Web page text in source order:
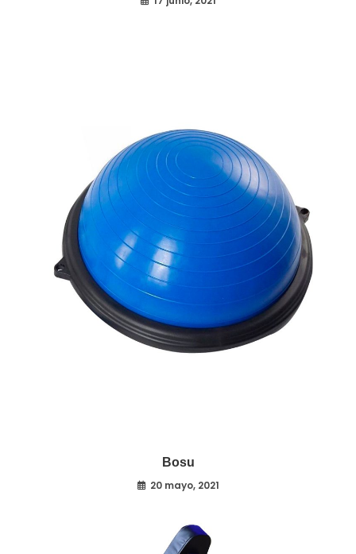
Bosu
20 mayo, 2021